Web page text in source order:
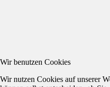
Wir benutzen Cookies
Wir nutzen Cookies auf unserer